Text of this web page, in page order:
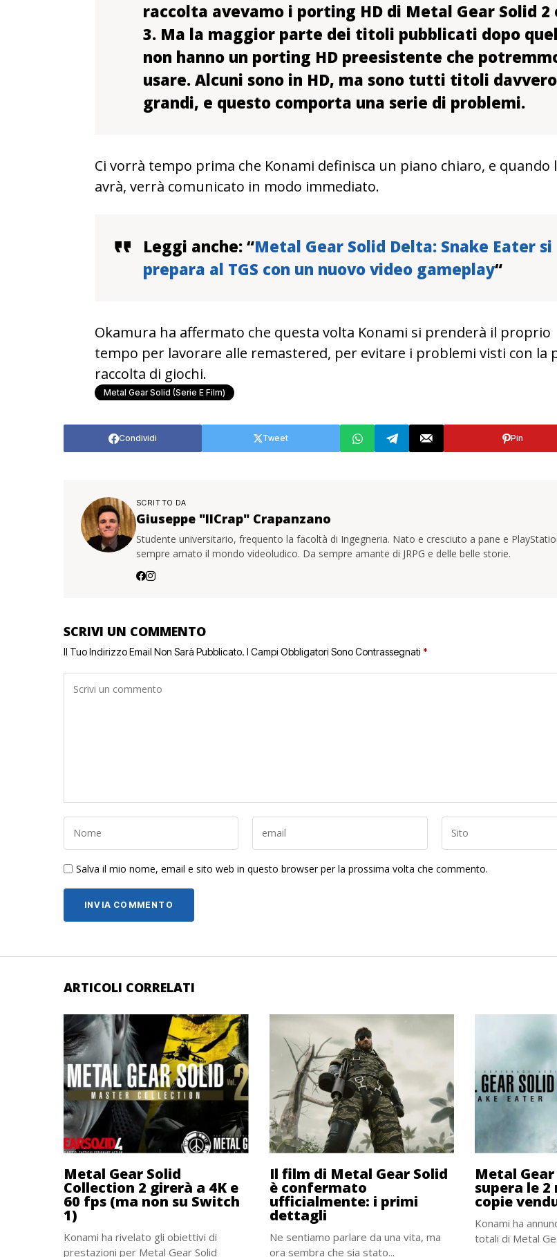
raccolta avevamo i porting HD di Metal Gear Solid 2
3. Ma la maggior parte dei titoli pubblicati dopo
non hanno un porting HD preesistente che
usare. Alcuni sono in HD, ma sono tutti titoli davvero
grandi, e questo comporta una serie di problemi.
Ci vorrà tempo prima che Konami definisca un piano chiaro, e quando
avrà, verrà comunicato in modo immediato.
Leggi anche: “Metal Gear Solid Delta: Snake Eater si
prepara al TGS con un nuovo video gameplay“
Okamura ha affermato che questa volta Konami si prenderà il proprio
tempo per lavorare alle remastered, per evitare i problemi visti con la
raccolta di giochi.
Metal Gear Solid (serie E Film)
Condividi Tweet Pin
SCRITTO DA
Giuseppe "IlCrap" Crapanzano
Studente universitario, frequento la facoltà di Ingegneria. Nato e cresciuto a pane e
sempre amato il mondo videoludico. Da sempre amante di JRPG e delle belle storie.
SCRIVI UN COMMENTO
Il Tuo Indirizzo Email Non Sarà Pubblicato. I Campi Obbligatori Sono Contrassegnati *
Salva il mio nome, email e sito web in questo browser per la prossima volta che commento.
ARTICOLI CORRELATI
Metal Gear Solid
Collection 2 girerà a 4K e
60 fps (ma non su Switch
1)
Konami ha rivelato gli obiettivi di
prestazioni per Metal Gear Solid
Il film di Metal Gear Solid
è confermato
ufficialmente: i primi
dettagli
Ne sentiamo parlare da una vita, ma
ora sembra che sia stato...
Metal
supera le
copie
Konami ha
totali di Metal